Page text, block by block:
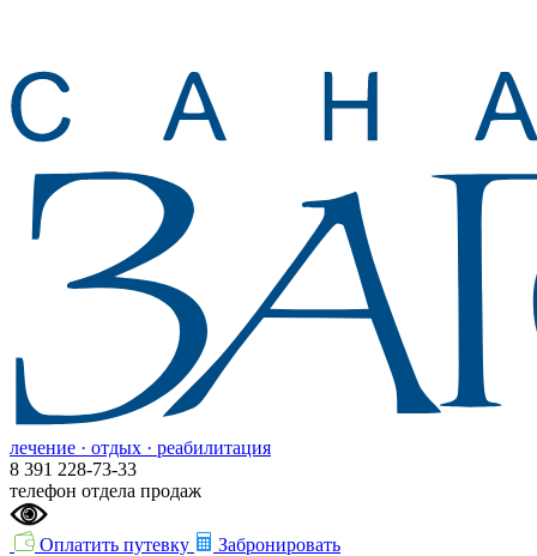
лечение · отдых · реабилитация
8 391 228-73-33
телефон отдела продаж
Оплатить путевку
Забронировать